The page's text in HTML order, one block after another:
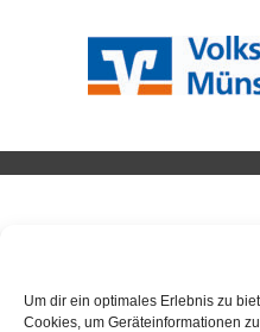
Um dir ein optimales Erlebnis zu
Cookies, um Geräteinformationen
Neuigkeiten / Beiträge